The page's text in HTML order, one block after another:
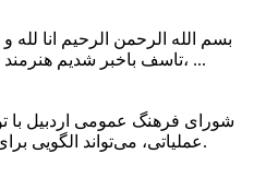
بسم الله الرحمن الرحیم انا لله و
تاسف باخبر شدیم هنرمند برجسته ایران و فرزند اردبیل، ...
شورای فرهنگ عمومی اردبیل با
عملیاتی، می‌تواند الگویی برای سایر استان‌های کشور باشد.